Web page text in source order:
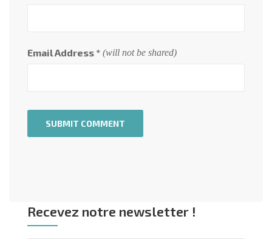
Email Address * (will not be shared)
Recevez notre newsletter !